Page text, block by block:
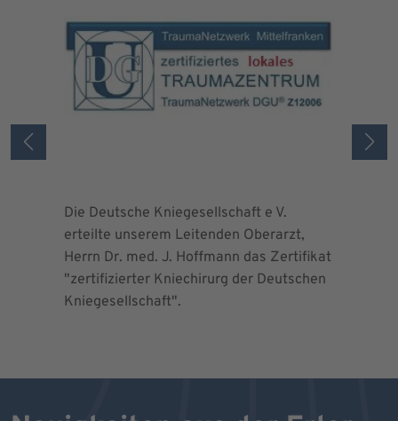
Die Deutsche Kniegesellschaft e V.
erteilte unserem Leitenden Oberarzt,
Herrn Dr. med. J. Hoffmann das Zertifikat
"zertifizierter Kniechirurg der Deutschen
Kniegesellschaft".